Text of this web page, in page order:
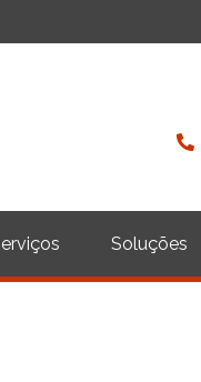
Soluções